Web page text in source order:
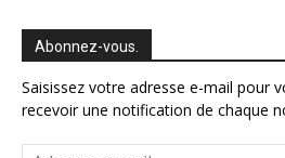
Abonnez-vous.
Saisissez votre adresse e-mail pour
recevoir une notification de chaque